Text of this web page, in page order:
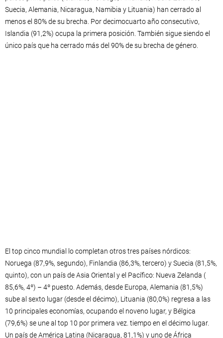
Suecia, Alemania, Nicaragua, Namibia y Lituania) han cerrado al
menos el 80% de su brecha. Por decimocuarto año consecutivo,
Islandia (91,2%) ocupa la primera posición. También sigue siendo el
único país que ha cerrado más del 90% de su brecha de género.
El top cinco mundial lo completan otros tres países nórdicos:
Noruega (87,9%, segundo), Finlandia (86,3%, tercero) y Suecia (81,5%,
quinto), con un país de Asia Oriental y el Pacífico: Nueva Zelanda (
85,6%, 4º) – 4º puesto. Además, desde Europa, Alemania (81,5%)
sube al sexto lugar (desde el décimo), Lituania (80,0%) regresa a las
10 principales economías, ocupando el noveno lugar, y Bélgica
(79,6%) se une al top 10 por primera vez. tiempo en el décimo lugar.
Un país de América Latina (Nicaragua, 81,1%) y uno de África